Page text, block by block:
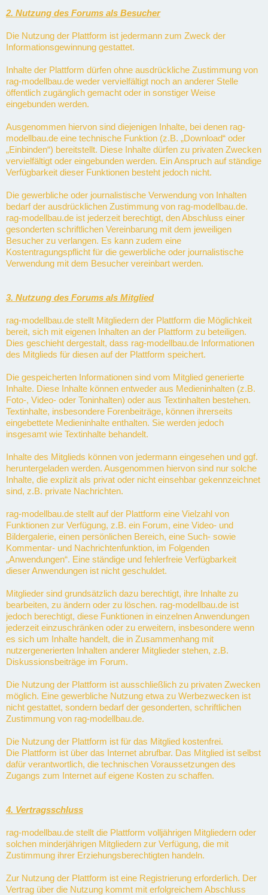
2. Nutzung des Forums als Besucher
Die Nutzung der Plattform ist jedermann zum Zweck der
Informationsgewinnung gestattet.
Inhalte der Plattform dürfen ohne ausdrückliche Zustimmung von
rag-modellbau.de weder vervielfältigt noch an anderer Stelle
öffentlich zugänglich gemacht oder in sonstiger Weise
eingebunden werden.
Ausgenommen hiervon sind diejenigen Inhalte, bei denen rag-
modellbau.de eine technische Funktion (z.B. „Download“ oder
„Einbinden“) bereitstellt. Diese Inhalte dürfen zu privaten Zwecken
vervielfältigt oder eingebunden werden. Ein Anspruch auf ständige
Verfügbarkeit dieser Funktionen besteht jedoch nicht.
Die gewerbliche oder journalistische Verwendung von Inhalten
bedarf der ausdrücklichen Zustimmung von rag-modellbau.de.
rag-modellbau.de ist jederzeit berechtigt, den Abschluss einer
gesonderten schriftlichen Vereinbarung mit dem jeweiligen
Besucher zu verlangen. Es kann zudem eine
Kostentragungspflicht für die gewerbliche oder journalistische
Verwendung mit dem Besucher vereinbart werden.
3. Nutzung des Forums als Mitglied
rag-modellbau.de stellt Mitgliedern der Plattform die Möglichkeit
bereit, sich mit eigenen Inhalten an der Plattform zu beteiligen.
Dies geschieht dergestalt, dass rag-modellbau.de Informationen
des Mitglieds für diesen auf der Plattform speichert.
Die gespeicherten Informationen sind vom Mitglied generierte
Inhalte. Diese Inhalte können entweder aus Medieninhalten (z.B.
Foto-, Video- oder Toninhalten) oder aus Textinhalten bestehen.
Textinhalte, insbesondere Forenbeiträge, können ihrerseits
eingebettete Medieninhalte enthalten. Sie werden jedoch
insgesamt wie Textinhalte behandelt.
Inhalte des Mitglieds können von jedermann eingesehen und ggf.
heruntergeladen werden. Ausgenommen hiervon sind nur solche
Inhalte, die explizit als privat oder nicht einsehbar gekennzeichnet
sind, z.B. private Nachrichten.
rag-modellbau.de stellt auf der Plattform eine Vielzahl von
Funktionen zur Verfügung, z.B. ein Forum, eine Video- und
Bildergalerie, einen persönlichen Bereich, eine Such- sowie
Kommentar- und Nachrichtenfunktion, im Folgenden
„Anwendungen“. Eine ständige und fehlerfreie Verfügbarkeit
dieser Anwendungen ist nicht geschuldet.
Mitglieder sind grundsätzlich dazu berechtigt, ihre Inhalte zu
bearbeiten, zu ändern oder zu löschen. rag-modellbau.de ist
jedoch berechtigt, diese Funktionen in einzelnen Anwendungen
jederzeit einzuschränken oder zu erweitern, insbesondere wenn
es sich um Inhalte handelt, die in Zusammenhang mit
nutzergenerierten Inhalten anderer Mitglieder stehen, z.B.
Diskussionsbeiträge im Forum.
Die Nutzung der Plattform ist ausschließlich zu privaten Zwecken
möglich. Eine gewerbliche Nutzung etwa zu Werbezwecken ist
nicht gestattet, sondern bedarf der gesonderten, schriftlichen
Zustimmung von rag-modellbau.de.
Die Nutzung der Plattform ist für das Mitglied kostenfrei.
Die Plattform ist über das Internet abrufbar. Das Mitglied ist selbst
dafür verantwortlich, die technischen Voraussetzungen des
Zugangs zum Internet auf eigene Kosten zu schaffen.
4. Vertragsschluss
rag-modellbau.de stellt die Plattform volljährigen Mitgliedern oder
solchen minderjährigen Mitgliedern zur Verfügung, die mit
Zustimmung ihrer Erziehungsberechtigten handeln.
Zur Nutzung der Plattform ist eine Registrierung erforderlich. Der
Vertrag über die Nutzung kommt mit erfolgreichem Abschluss